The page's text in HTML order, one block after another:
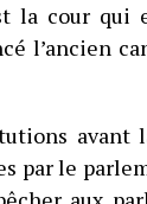
la cour qui
l’ancien
avant
par le